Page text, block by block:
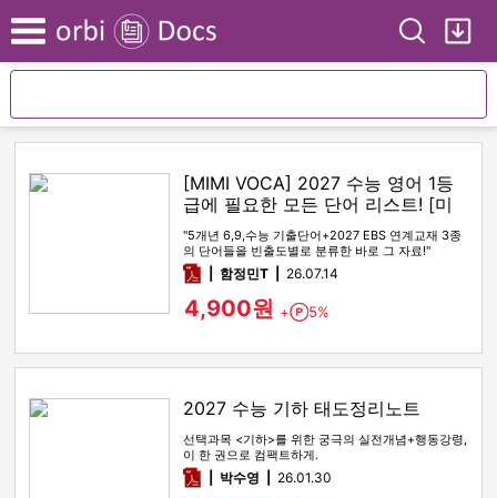
Menu Search
[MIMI VOCA] 2027 수능 영어 1등
급에 필요한 모든 단어 리스트! [미
미보카]
"5개년 6,9,수능 기출단어+2027 EBS 연계교재 3종
의 단어들을 빈출도별로 분류한 바로 그 자료!"
pdf함정민T 26.07.14
4,900원 + Point
5%
2027 수능 기하 태도정리노트
선택과목 <기하>를 위한 궁극의 실전개념+행동강령,
이 한 권으로 컴팩트하게.
pdf박수영 26.01.30